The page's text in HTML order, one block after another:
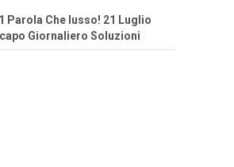
Parola Che lusso! 21 Luglio
Giornaliero Soluzioni